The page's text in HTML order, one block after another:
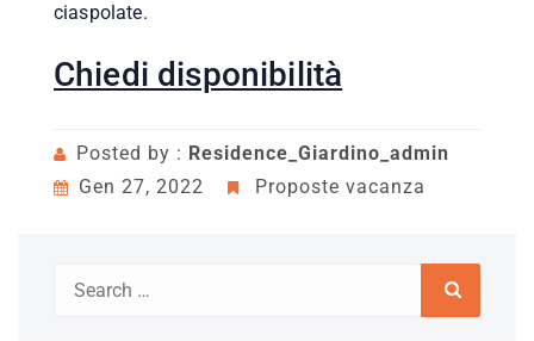
ciaspolate.
Chiedi disponibilità
Posted by : Residence_Giardino_admin
Gen 27, 2022
Proposte vacanza
Search
Search